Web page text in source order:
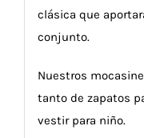
clásica que
conjunto.
Nuestros
tanto de zapatos
vestir para niño.